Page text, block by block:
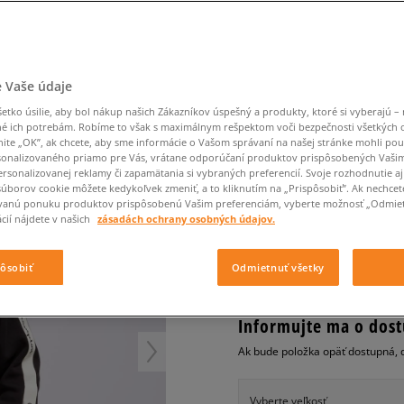
Havaianas
ponožiek
Confront
Empire
-50 % na druhé balení
ponožek
Champion
Eastpak
EMU Australia
Lacoste
Jordan 4
New Balance 530
New Balance 1906
Puma Speedcat
Puma Suede XL
Puma Palermo
Asics Gel-NYC Rugged
Ľadvinky
CHAMPION MIKINA
dámske, mikiny
0.0(0)
29€cena s DPH
Informujte ma o
Ak bude položka opäť dostupná,
Vyberte veľkosť
Vaše údaje
úsilie, aby bol nákup našich Zákazníkov úspešný a produkty, ktoré si vyberajú –
ich potrebám. Robíme to však s maximálnym rešpektom voči bezpečnosti všetkých
„OK”, ak chcete, aby sme informácie o Vašom správaní na našej stránke mohli
priamo pre Vás, vrátane odporúčaní produktov prispôsobených
reklamy či zapamätania si vybraných preferencií. Svoje rozhodnutie
cookie môžete kedykoľvek zmeniť, a to kliknutím na „Prispôsobiť”. Ak
ponuku produktov prispôsobenú Vašim preferenciám, vyberte možnosť
nájdete v našich zásadách ochrany osobných údajov.
Odmietnuť všetky